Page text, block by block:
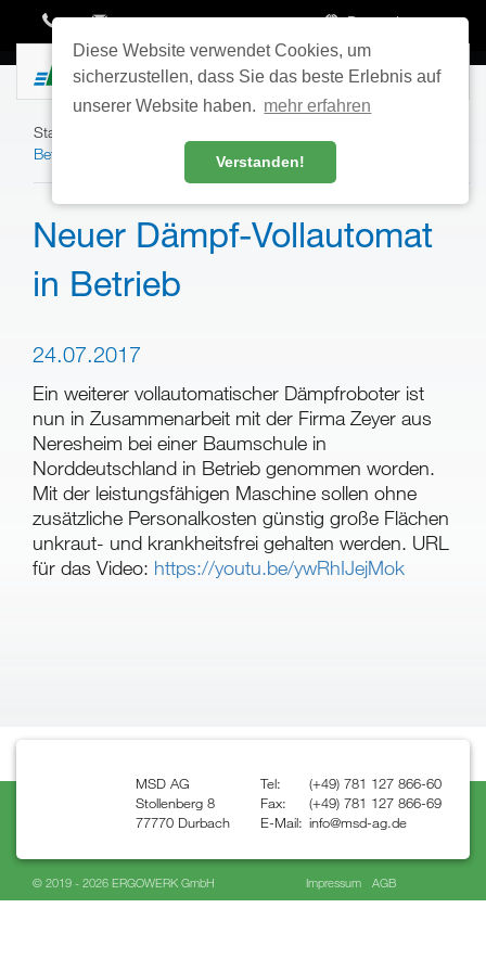
Diese Website verwendet Cookies, um
sicherzustellen, dass Sie das beste Erlebnis auf
unserer Website haben. mehr erfahren
Verstanden!
Deutsch
Toggle
Startseite
Betrieb
Neuer Dämpf-Vollautomat
in Betrieb
24.07.2017
Ein weiterer vollautomatischer Dämpfroboter ist
nun in Zusammenarbeit mit der Firma Zeyer aus
Neresheim bei einer Baumschule in
Norddeutschland in Betrieb genommen worden.
Mit der leistungsfähigen Maschine sollen ohne
zusätzliche Personalkosten günstig große Flächen
unkraut- und krankheitsfrei gehalten werden. URL
für das Video: https://youtu.be/ywRhIJejMok
MSD AG
Stollenberg 8
77770 Durbach
Tel:
(+49) 781 127 866-60
Fax:
(+49) 781 127 866-69
E-Mail: info@msd-ag.de
© 2019 - 2026 ERGOWERK GmbH Impressum AGB